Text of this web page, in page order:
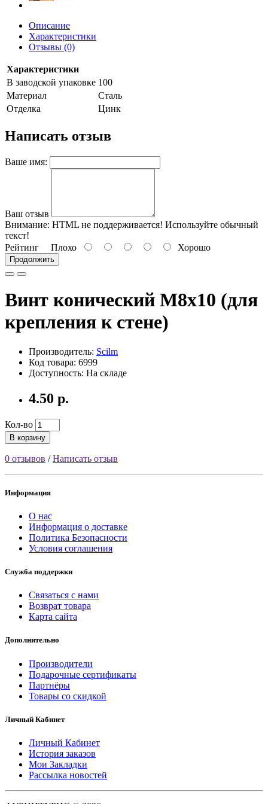
Описание
Характеристики
Отзывы (0)
Характеристики
В заводской упаковке 100
Материал
Сталь
Отделка
Цинк
Написать отзыв
Ваше имя:
Ваш отзыв
Внимание: HTML не поддерживается! Используйте обычный
текст!
Рейтинг Плохо Хорошо
Продолжить
Винт конический М8х10 (для
крепления к стене)
Производитель: Scilm
Код товара: 6999
Доступность: На складе
4.50 р.
Кол-во
В корзину
0 отзывов /Написать отзыв
Информация
О нас
Информация о доставке
Политика Безопасности
Условия соглашения
Служба поддержки
Связаться с нами
Возврат товара
Карта сайта
Дополнительно
Производители
Подарочные сертификаты
Партнёры
Товары со скидкой
Личный Кабинет
Личный Кабинет
История заказов
Мои Закладки
Рассылка новостей